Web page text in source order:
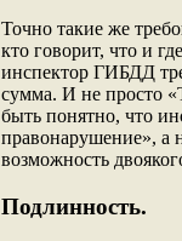
Точно такие же
кто говорит, что и
инспектор ГИБДД
сумма. И не просто
быть понятно, что
правонарушение», а
возможность
Подлинность.